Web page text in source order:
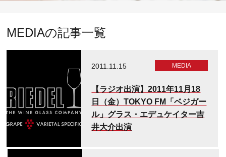
MEDIA​の記事一覧
2011.11.15 MEDIA​
【ラジオ出演】2011年11月18
日（金）TOKYO FM「ベジガー
ル」グラス・エデュケイター吉
井大介出演